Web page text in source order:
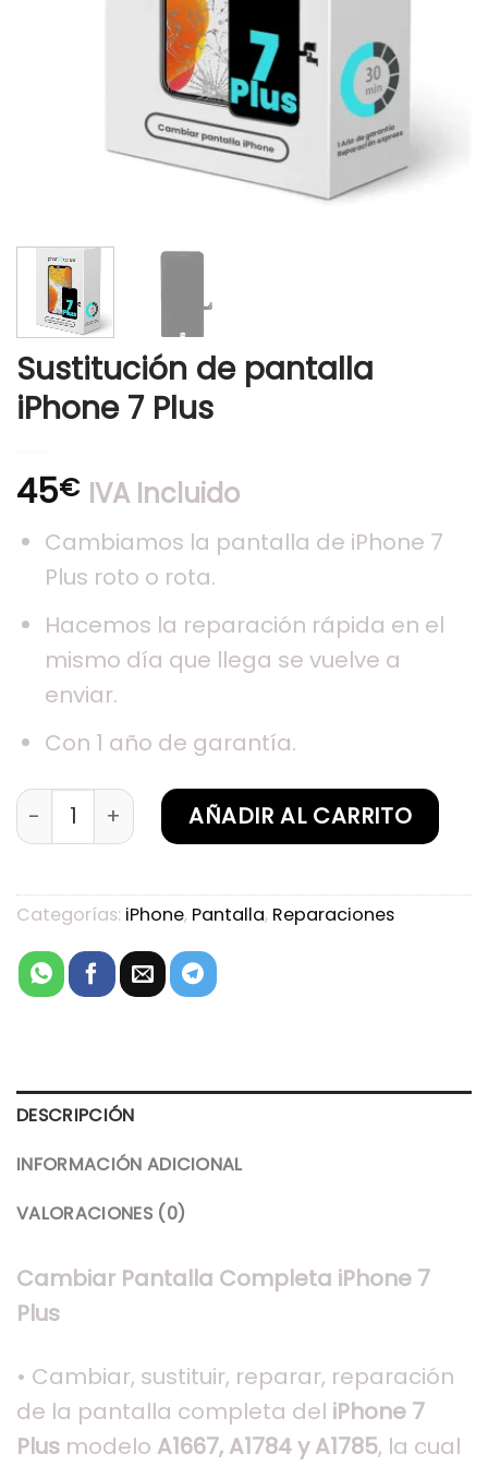
Sustitución de pantalla
iPhone 7 Plus
45€ IVA Incluido
Cambiamos la pantalla de iPhone 7
Plus roto o rota.
Hacemos la reparación rápida en el
mismo día que llega se vuelve a
enviar.
Con 1 año de garantía.
Sustitución de pantalla iPhone 7 Plus cantidad
AÑADIR AL CARRITO
Categorías: iPhone, Pantalla, Reparaciones
DESCRIPCIÓN
INFORMACIÓN ADICIONAL
VALORACIONES (0)
Cambiar Pantalla Completa iPhone 7
Plus
• Cambiar, sustituir, reparar, reparación
de la pantalla completa del iPhone 7
Plus modelo A1667, A1784 yA1785, la cual